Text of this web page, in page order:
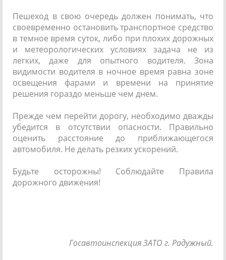
Пешеход в свою очередь должен понимать, что
своевременно остановить транспортное средство
в темное время суток, либо при плохих дорожных
и метеорологических условиях задача не из
легких, даже для опытного водителя. Зона
видимости водителя в ночное время равна зоне
освещения фарами и времени на принятие
решения гораздо меньше чем днем.
Прежде чем перейти дорогу, необходимо дважды
убедится в отсутствии опасности. Правильно
оценить расстояние до приближающегося
автомобиля. Не делать резких ускорений.
Будьте осторожны! Соблюдайте Правила
дорожного движения!
Госавтоинспекция ЗАТО г. Радужный.